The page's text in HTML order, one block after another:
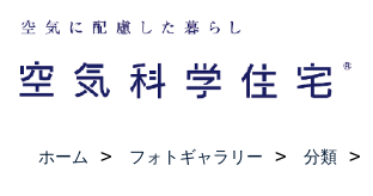
ホーム フォトギャラリー 分類